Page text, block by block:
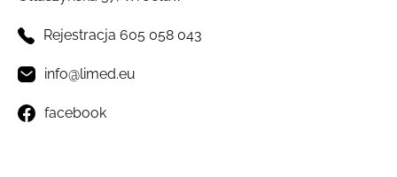
Rejestracja 605 058 043
info@limed.eu
facebook